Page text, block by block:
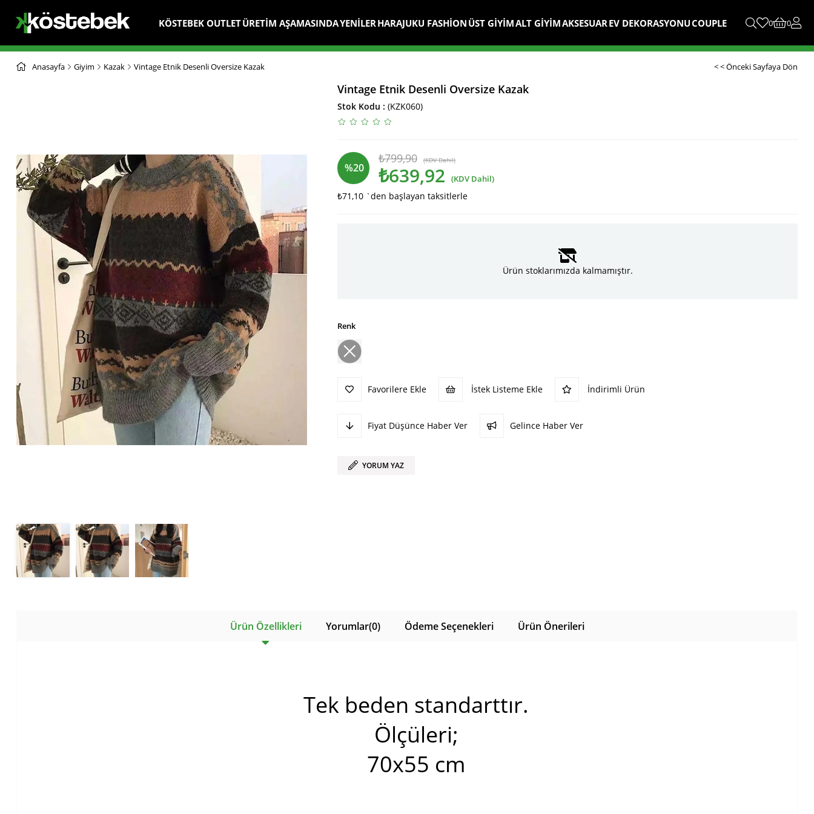
KÖSTEBEK OUTLETÜRETİM AŞAMASINDAYENİLER HARAJUKU FASHİON ÜST GİYİMALT GİYİMAKSESUAR EV DEKORASYONUCOUPLE 0 0
Anasayfa Giyim Kazak Vintage Etnik Desenli Oversize Kazak < < Önceki Sayfaya Dön
Vintage Etnik Desenli Oversize Kazak
Stok Kodu (KZK060)
%20
İndirim
₺799,90 (KDV Dahil)
₺639,92 (KDV Dahil)
₺71,10 `den başlayan taksitlerle
Ürün stoklarımızda kalmamıştır.
Renk
Favorilere Ekle İstek Listeme Ekle İndirimli Ürün
Fiyat Düşünce Haber Ver Gelince Haber Ver
YORUM YAZ
Ürün Özellikleri Yorumlar(0) Ödeme Seçenekleri Ürün Önerileri
Tek beden standarttır.
Ölçüleri;
​70x55 cm